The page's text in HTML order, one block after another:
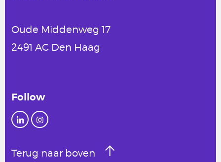
Oude Middenweg 17
2491 AC Den Haag
Follow
Terug naar boven